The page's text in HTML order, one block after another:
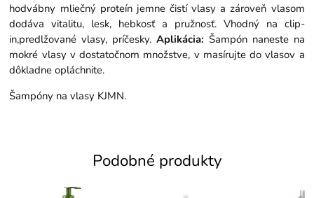
hodvábny mliečný proteín jemne čistí vlasy a zároveň vlasom
dodáva vitalitu, lesk, hebkosť a pružnosť. Vhodný na clip-
in,predlžované vlasy, príčesky. Aplikácia: Šampón naneste na
mokré vlasy v dostatočnom množstve, v masírujte do vlasov a
dôkladne opláchnite.
Šampóny na vlasy KJMN.
Podobné produkty